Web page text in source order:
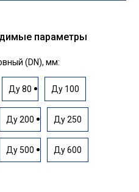
параметры
(DN), мм:
Ду 80 Ду 100
Ду 200 Ду 250
Ду 500 Ду 600